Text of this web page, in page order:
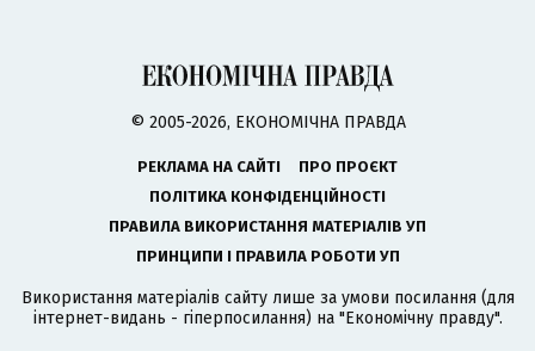
© 2005-2026, ЕКОНОМІЧНА ПРАВДА
РЕКЛАМА НА САЙТІ
ПРО ПРОЄКТ
ПОЛІТИКА КОНФІДЕНЦІЙНОСТІ
ПРАВИЛА ВИКОРИСТАННЯ МАТЕРІАЛІВ УП
ПРИНЦИПИ І ПРАВИЛА РОБОТИ УП
Використання матеріалів сайту лише за умови посилання (для
інтернет-видань - гіперпосилання) на "Економічну правду".